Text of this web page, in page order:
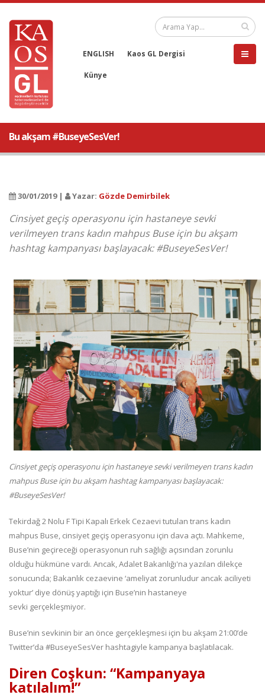
ENGLISH Kaos GL Dergisi
Künye
Bu akşam #BuseyeSesVer!
30/01/2019 | Yazar: Gözde Demirbilek
Cinsiyet geçiş operasyonu için hastaneye sevki
verilmeyen trans kadın mahpus Buse için bu akşam
hashtag kampanyası başlayacak: #BuseyeSesVer!
Cinsiyet geçiş operasyonu için hastaneye sevki verilmeyen trans kadın
mahpus Buse için bu akşam hashtag kampanyası başlayacak:
#BuseyeSesVer!
Tekirdağ 2 Nolu F Tipi Kapalı Erkek Cezaevi tutulan trans kadın
mahpus Buse, cinsiyet geçiş operasyonu için dava açtı. Mahkeme,
Buse’nin geçireceği operasyonun ruh sağlığı açısından zorunlu
olduğu hükmüne vardı. Ancak, Adalet Bakanlığı'na yazılan dilekçe
sonucunda; Bakanlık cezaevine ‘ameliyat zorunludur ancak aciliyeti
yoktur’ diye dönüş yaptığı için Buse’nin hastaneye
sevki gerçekleşmiyor.
Buse’nin sevkinin bir an önce gerçekleşmesi için bu akşam 21:00’de
Twitter’da #BuseyeSesVer hashtagiyle kampanya başlatılacak.
Diren Coşkun: “Kampanyaya
katılalım!”